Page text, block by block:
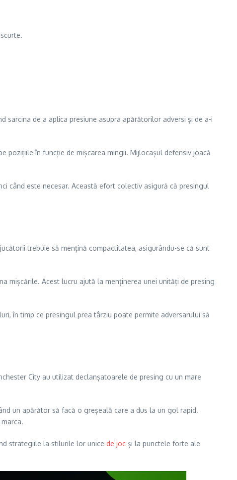
sarcina de a aplica presiune asupra apărătorilor adversi și de a-i
pozițiile în funcție de mișcarea mingii. Mijlocașul defensiv joacă
când este necesar. Această efort colectiv asigură că presingul
trebuie să mențină compactitatea, asigurându-se că sunt
mișcările. Acest lucru ajută la menținerea unei unități de presing
în timp ce presingul prea târziu poate permite adversarului să
City au utilizat declanșatoarele de presing cu un mare
un apărător să facă o greșeală care a dus la un gol rapid.
strategiile la stilurile lor unice de joc și la punctele forte ale